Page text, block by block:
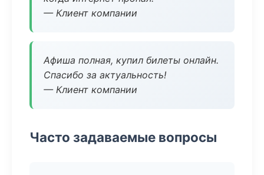
— Клиент компании
Афиша полная, купил билеты онлайн.
Спасибо за актуальность!
— Клиент компании
Часто задаваемые вопросы